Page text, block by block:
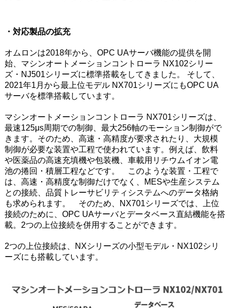
・対応製品の拡充
オムロンは2018年から、OPC UAサーバ機能の提供を開
始、マシンオートメーションコントローラ NX102シリー
ズ・NJ501シリーズに標準搭載をしてきました。 そして、
2021年1月から最上位モデル NX701シリーズにもOPC UA
サーバを標準搭載しています。
マシンオートメーションコントローラ NX701シリーズは、
最速125μs周期での制御、最大256軸のモーション制御がで
きます。そのため、高速・高精度が要求されたり、大規模
制御が必要な装置や工程で使われています。例えば、飲料
や医薬品の高速充填機や包装機、車載用リチウムイオン電
池の捲回・積層工程などです。 このような装置・工程で
は、高速・高精度な制御だけでなく、MESや生産システム
との接続、品質トレーサビリティシステムへのデータ格納
も求められます。 そのため、NX701シリーズでは、上位
接続のために、OPC UAサーバとデータベース直結機能を搭
載。2つの上位接続を併用することができます。
2つの上位接続は、NXシリーズの小型モデル・NX102シリ
ーズにも搭載しています。